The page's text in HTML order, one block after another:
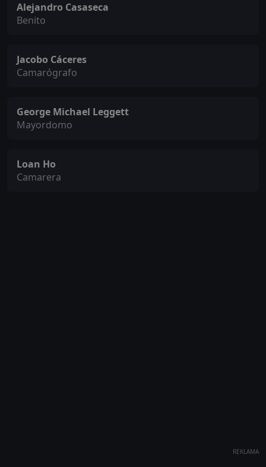
Alejandro Casaseca
Benito
Jacobo Cáceres
Camarógrafo
George Michael Leggett
Mayordomo
Loan Ho
Camarera
REKLAMA